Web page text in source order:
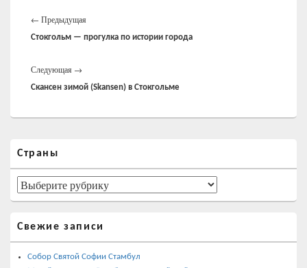
по
записям
← Предыдущая
запись:
Стокгольм — прогулка по истории города
Следующая →
запись:
Скансен зимой (Skansen) в Стокгольме
основной
боковой
панели
Страны
Страны
Свежие записи
Собор Святой Софии Стамбул